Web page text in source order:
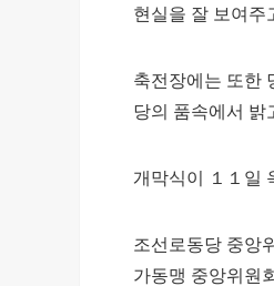
현실을 잘 보여주
축전장에는 또한
당의 품속에서 밝
개막식이 １１일
조선로동당 중앙
가동맹 중앙위원